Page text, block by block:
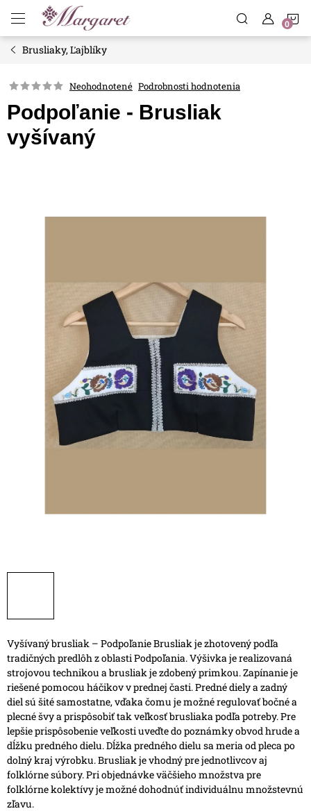
obsah
Brusliaky, Ľajblíky
Neohodnotené Podrobnosti hodnotenia
Podpoľanie - Brusliak
vyšívaný
Vyšívaný brusliak – PodpoľanieBrusliak je zhotovený podľa
tradičných predlôh z oblasti Podpoľania. Výšivka je realizovaná
strojovou technikou a brusliak je zdobený primkou.Zapínanie je
riešené pomocou háčikov v prednej časti. Predné diely a zadný
diel sú šité samostatne, vďaka čomu je možné regulovať bočné a
plecné švy a prispôsobiť tak veľkosť brusliaka podľa potreby.Pre
lepšie prispôsobenie veľkosti uveďte do poznámky obvod hrude a
dĺžku predného dielu. Dĺžka predného dielu sa meria od pleca po
dolný kraj výrobku.Brusliak je vhodný pre jednotlivcov aj
folklórne súbory. Pri objednávke väčšieho množstva pre
folklórne kolektívy je možné dohodnúť individuálnu množstevnú
zľavu.